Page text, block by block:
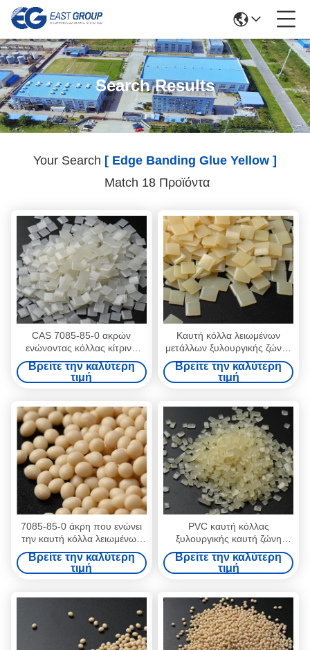
Search Results
Your Search [ Edge Banding Glue Yellow ]
Match 18 Προϊόντα
CAS 7085-85-0 ακρών
ενώνοντας κόλλας κίτρινη
συγκολλητική βιομηχανία
λειωμένων μετάλλων της EVA
καυτή
Βρείτε την καλύτερη
τιμή
Καυτή κόλλα λειωμένων
μετάλλων ξυλουργικής ζώνης
ακρών για την αυτόματη
μηχανή ζώνης
Βρείτε την καλύτερη
τιμή
7085-85-0 άκρη που ενώνει
την καυτή κόλλα λειωμένων
μετάλλων της EVA για την
αυτόματη μηχανή
Βρείτε την καλύτερη
τιμή
PVC καυτή κόλλας
ξυλουργικής καυτή ζώνη
ακρών κόκκων λειωμένων
μετάλλων συγκολλητική
Βρείτε την καλύτερη
τιμή